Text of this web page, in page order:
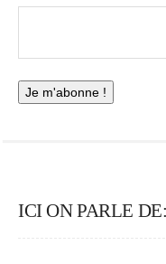
ICI ON PARLE DE: